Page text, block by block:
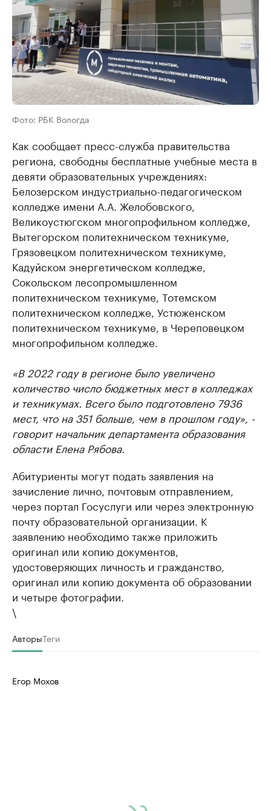
Фото: РБК Вологда
Как сообщает пресс-служба правительства
региона, свободны бесплатные учебные места в
девяти образовательных учреждениях:
Белозерском индустриально-педагогическом
колледже имени А.А. Желобовского,
Великоустюгском многопрофильном колледже,
Вытегорском политехническом техникуме,
Грязовецком политехническом техникуме,
Кадуйском энергетическом колледже,
Сокольском лесопромышленном
политехническом техникуме, Тотемском
политехническом колледже, Устюженском
политехническом техникуме, в Череповецком
многопрофильном колледже.
«В 2022 году в регионе было увеличено
количество число бюджетных мест в колледжах
и техникумах. Всего было подготовлено 7936
мест, что на 351 больше, чем в прошлом году», -
говорит начальник департамента образования
области Елена Рябова.
Абитуриенты могут подать заявления на
зачисление лично, почтовым отправлением,
через портал Госуслуги или через электронную
почту образовательной организации. К
заявлению необходимо также приложить
оригинал или копию документов,
удостоверяющих личность и гражданство,
оригинал или копию документа об образовании
и четыре фотографии.
\
АвторыТеги
Егор Мохов